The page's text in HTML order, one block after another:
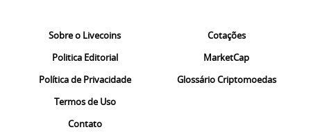
Sobre o Livecoins
Politica Editorial
Política de Privacidade
Termos de Uso
Contato
Cotações
MarketCap
Glossário Criptomoedas